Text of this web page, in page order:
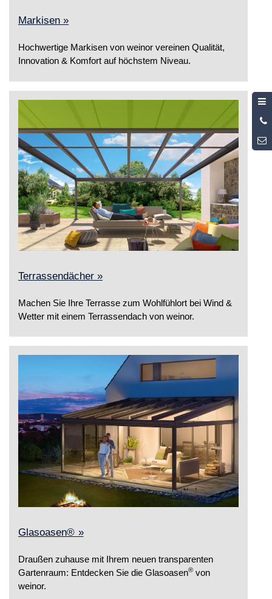
Markisen »
Hochwertige Markisen von weinor vereinen Qualität,
Innovation & Komfort auf höchstem Niveau.
Terrassendächer »
Machen Sie Ihre Terrasse zum Wohlfühlort bei Wind &
Wetter mit einem Terrassendach von weinor.
Glasoasen® »
Draußen zuhause mit Ihrem neuen transparenten
Gartenraum: Entdecken Sie die Glasoasen® von
weinor.